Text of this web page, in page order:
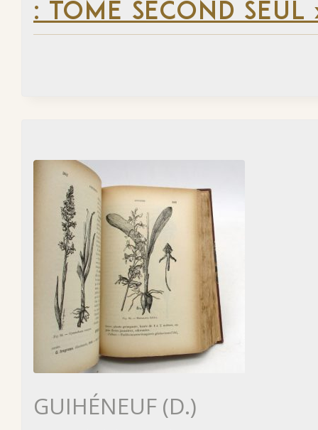
: TOME SECOND SEUL
GUIHÉNEUF (D.)